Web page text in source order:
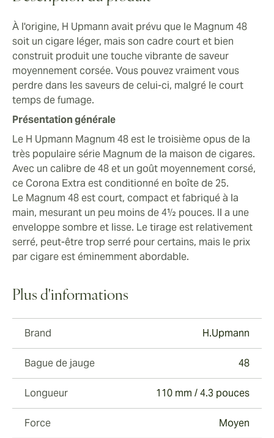
À l'origine, H Upmann avait prévu que le Magnum 48
soit un cigare léger, mais son cadre court et bien
construit produit une touche vibrante de saveur
moyennement corsée. Vous pouvez vraiment vous
perdre dans les saveurs de celui-ci, malgré le court
temps de fumage.
Présentation générale
Le H Upmann Magnum 48 est le troisième opus de la
très populaire série Magnum de la maison de cigares.
Avec un calibre de 48 et un goût moyennement corsé,
ce Corona Extra est conditionné en boîte de 25.
Le Magnum 48 est court, compact et fabriqué à la
main, mesurant un peu moins de 4½ pouces. Il a une
enveloppe sombre et lisse. Le tirage est relativement
serré, peut-être trop serré pour certains, mais le prix
par cigare est éminemment abordable.
Plus d'informations
Brand H.Upmann
Bague de jauge 48
Longueur 110 mm / 4.3 pouces
Force Moyen